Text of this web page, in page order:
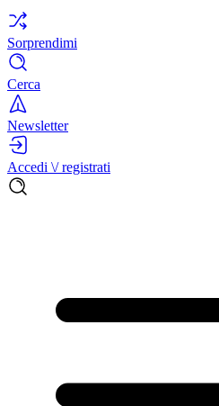
Sorprendimi
Cerca
Newsletter
Accedi \/ registrati